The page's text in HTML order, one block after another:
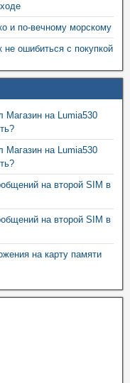
и по-вечному морскому
не ошибиться с покупкой
Магазин на Lumia530
Магазин на Lumia530
на второй SIM в
на второй SIM в
на карту памяти